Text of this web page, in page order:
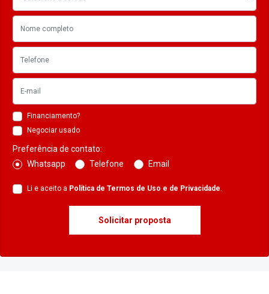
Financiamento?
Negociar usado
Preferência de contato:
Whatsapp
Telefone Email
Li e aceito a Política de Termos de Uso e de Privacidade.
Solicitar proposta